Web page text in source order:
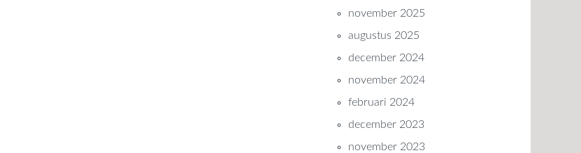
november 2025
augustus 2025
december 2024
november 2024
februari 2024
december 2023
november 2023